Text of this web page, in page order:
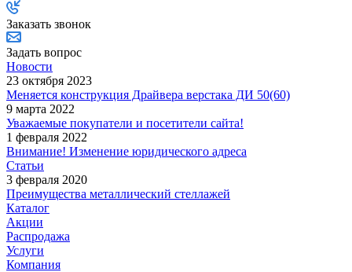
Заказать звонок
Задать вопрос
Новости
23 октября 2023
Меняется конструкция Драйвера верстака ДИ 50(60)
9 марта 2022
Уважаемые покупатели и посетители сайта!
1 февраля 2022
Внимание! Изменение юридического адреса
Статьи
3 февраля 2020
Преимущества металлический стеллажей
Каталог
Акции
Распродажа
Услуги
Компания